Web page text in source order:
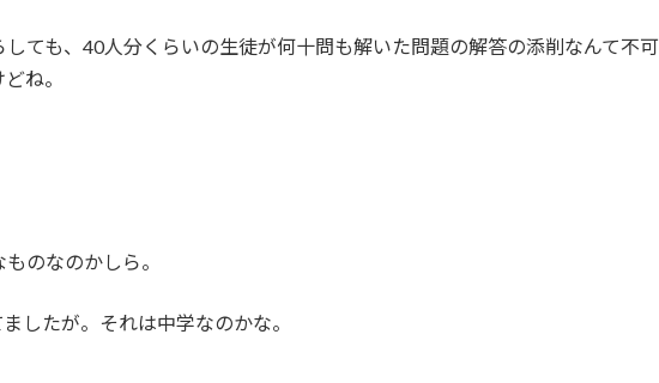
ても、40人分くらいの生徒が何十問も解いた問題の解答の添削なんて不可
ね。
のなのかしら。
したが。それは中学なのかな。